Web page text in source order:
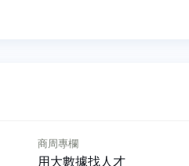
商周專欄
用大數據找人才